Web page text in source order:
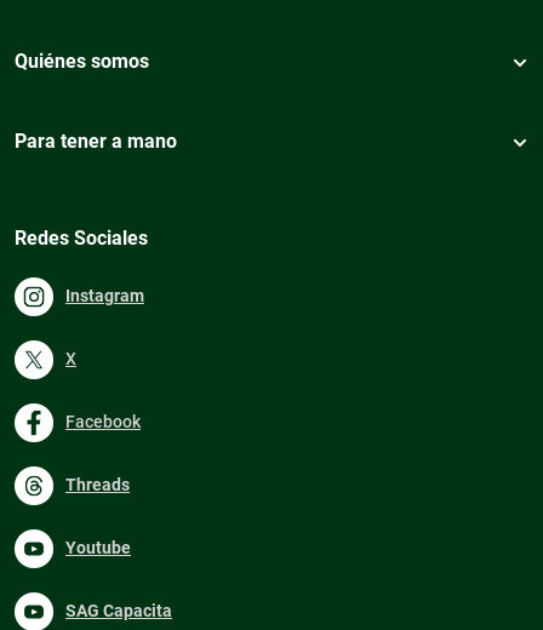
Quiénes somos
Para tener a mano
Redes Sociales
Instagram
X
Facebook
Threads
Youtube
SAG Capacita